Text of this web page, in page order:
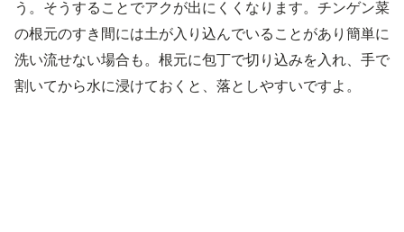
う。そうすることでアクが出にくくなります。チンゲン菜
の根元のすき間には土が入り込んでいることがあり簡単に
洗い流せない場合も。根元に包丁で切り込みを入れ、手で
割いてから水に浸けておくと、落としやすいですよ。